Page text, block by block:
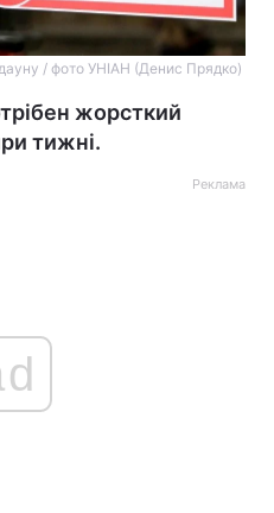
/ фото УНІАН (Денис Прядко)
жорсткий
тижні.
Реклама